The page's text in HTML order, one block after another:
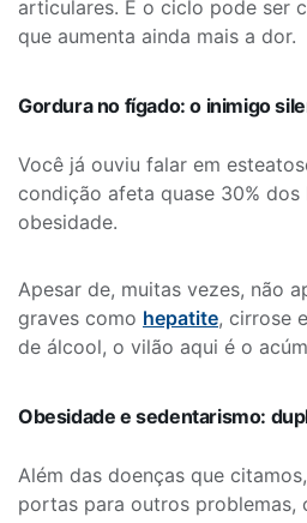
articulares. E o ciclo pode ser
que aumenta ainda mais a dor.
Gordura no fígado: o inimigo
Você já ouviu falar em
condição afeta quase 30%
obesidade.
Apesar de, muitas vezes, não
graves como hepatite, cirrose
de álcool, o vilão aqui é o
Obesidade e sedentarismo:
Além das doenças que
portas para outros problemas,